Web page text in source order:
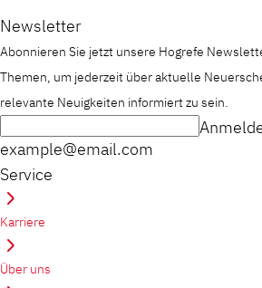
Newsletter
Abonnieren Sie jetzt unsere Hogrefe
Themen, um jederzeit über aktuelle
relevante Neuigkeiten informiert zu sein.
example@email.com
Service
Karriere
Über uns